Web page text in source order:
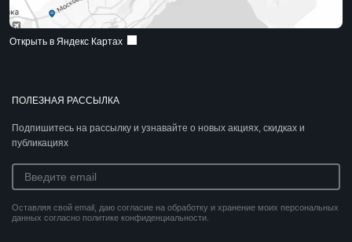
ПОЛЕЗНАЯ РАССЫЛКА
Подпишитесь на рассылку и узнавайте о новых акциях, скидках и
публикациях
Оставляя свой email, даю согласие на обработку и хранение моих персональных
данных согласно политике конфиденциальности.
Открыть в Яндекс Картах